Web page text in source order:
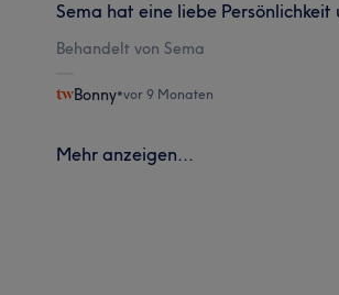
Sema hat eine liebe
Behandelt von Sema
Bonny•vor 9 Monaten
Mehr anzeigen...